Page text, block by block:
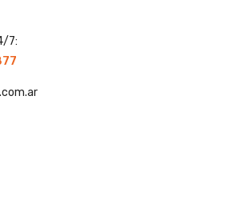
7: